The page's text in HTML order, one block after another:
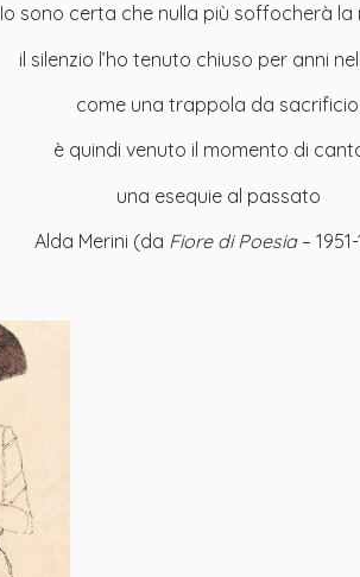
Io sono certa che nulla più soffocherà la
il silenzio l’ho tenuto chiuso per anni
come una trappola da
è quindi venuto il momento di
una esequie al passato
Alda Merini (da Fiore di Poesia–